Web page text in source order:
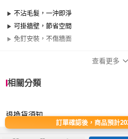
不沾毛髮，一沖即淨
可掛牆壁，節省空間
免釘安裝，不傷牆面
品名:極簡無死角矽膠馬桶刷x1入
查看更多
相關分類
退換貨須知
訂單確認後，商品預計